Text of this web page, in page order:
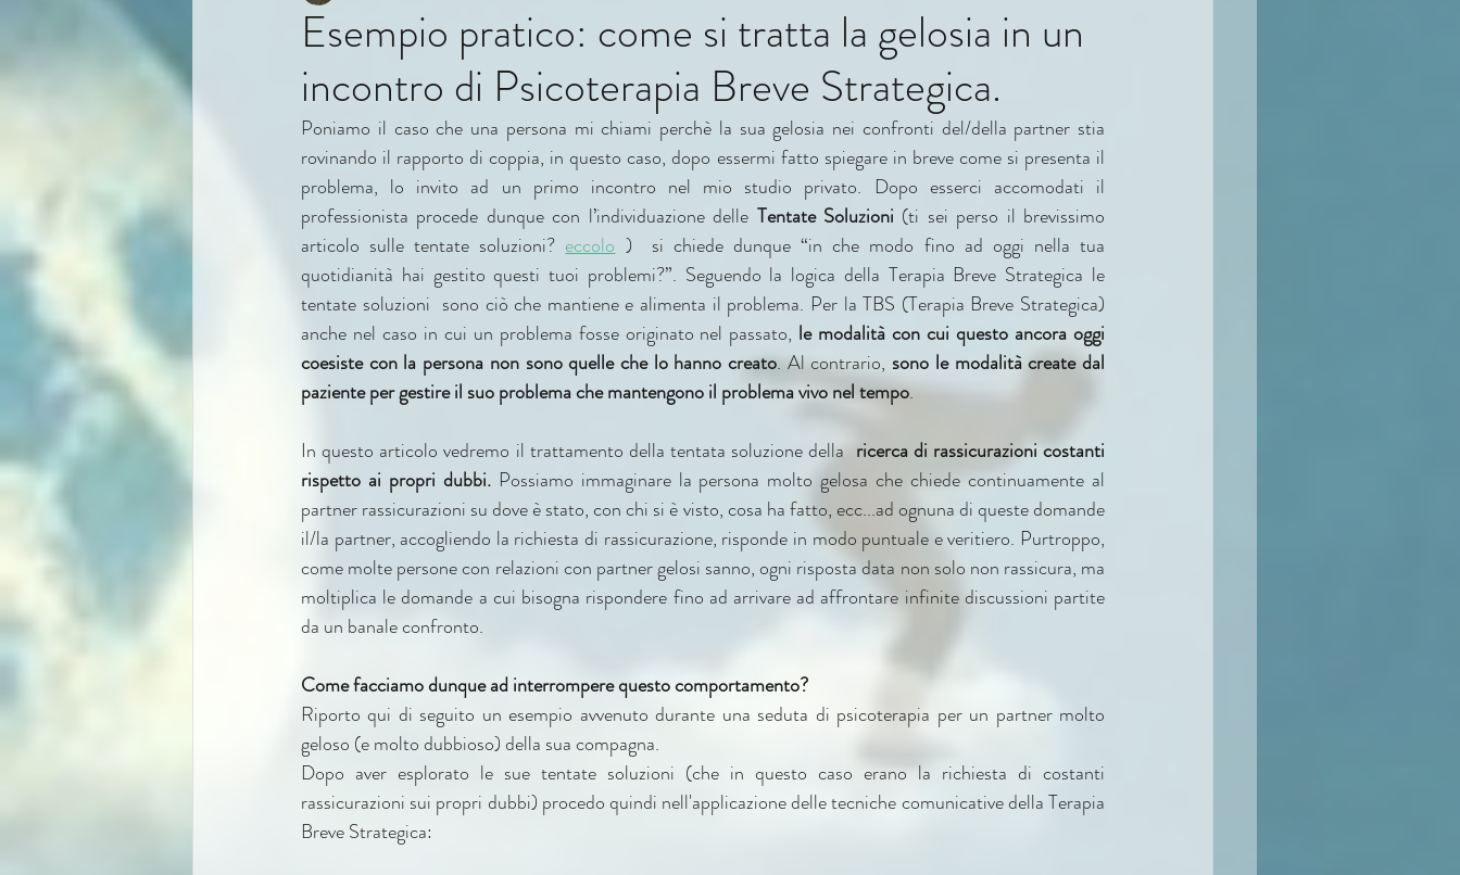
Esempio pratico: come si tratta la gelosia in un
incontro di Psicoterapia Breve Strategica.
Poniamo il caso che una persona mi chiami perchè la sua gelosia nei confronti del/della partner stia
rovinando il rapporto di coppia, in questo caso, dopo essermi fatto spiegare in breve come si presenta il
problema, lo invito ad un primo incontro nel mio studio privato. Dopo esserci accomodati il
professionista procede dunque con l’individuazione delle Tentate Soluzioni (ti sei perso il brevissimo
articolo sulle tentate soluzioni? eccolo )  si chiede dunque “in che modo fino ad oggi nella tua
quotidianità hai gestito questi tuoi problemi?”. Seguendo la logica della Terapia Breve Strategica le
tentate soluzioni  sono ciò che mantiene e alimenta il problema. Per la TBS (Terapia Breve Strategica)
anche nel caso in cui un problema fosse originato nel passato, le modalità con cui questo ancora oggi
coesiste con la persona non sono quelle che lo hanno creato. Al contrario, sono le modalità create dal
paziente per gestire il suo problema che mantengono il problema vivo nel tempo.
In questo articolo vedremo il trattamento della tentata soluzione della ricerca di rassicurazioni costanti
rispetto ai propri dubbi. Possiamo immaginare la persona molto gelosa che chiede continuamente al
partner rassicurazioni su dove è stato, con chi si è visto, cosa ha fatto, ecc...ad ognuna di queste domande
il/la partner, accogliendo la richiesta di rassicurazione, risponde in modo puntuale e veritiero. Purtroppo,
come molte persone con relazioni con partner gelosi sanno, ogni risposta data non solo non rassicura, ma
moltiplica le domande a cui bisogna rispondere fino ad arrivare ad affrontare infinite discussioni partite
da un banale confronto.
Come facciamo dunque ad interrompere questo comportamento?
Riporto qui di seguito un esempio avvenuto durante una seduta di psicoterapia per un partner molto
geloso (e molto dubbioso) della sua compagna.
Dopo aver esplorato le sue tentate soluzioni (che in questo caso erano la richiesta di costanti
rassicurazioni sui propri dubbi) procedo quindi nell'applicazione delle tecniche comunicative della Terapia
Breve Strategica: